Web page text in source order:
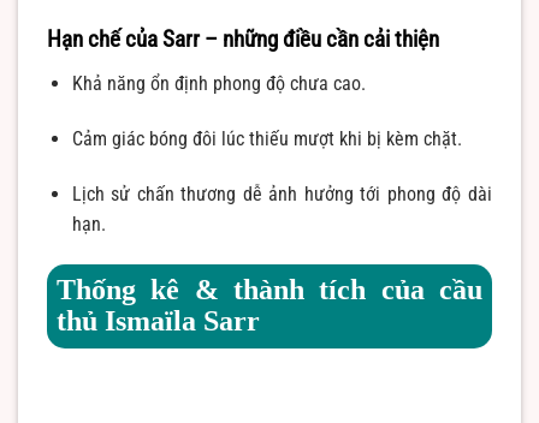
Hạn chế của Sarr – những điều cần cải thiện
Khả năng ổn định phong độ chưa cao.
Cảm giác bóng đôi lúc thiếu mượt khi bị kèm chặt.
Lịch sử chấn thương dễ ảnh hưởng tới phong độ dài
hạn.
Thống kê & thành tích của cầu
thủ Ismaïla Sarr